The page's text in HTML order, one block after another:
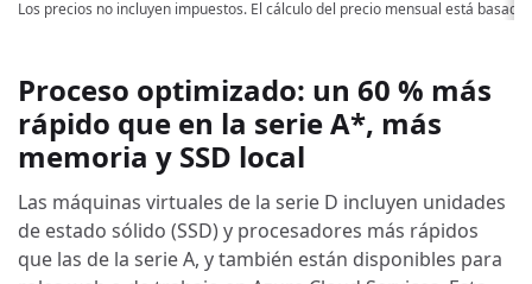
Los precios no incluyen impuestos. El cálculo del precio mensual está
Proceso optimizado: un 60 % más
rápido que en la serie A*, más
memoria y SSD local
Las máquinas virtuales de la serie D incluyen unidades
de estado sólido (SSD) y procesadores más rápidos
que las de la serie A, y también están disponibles para